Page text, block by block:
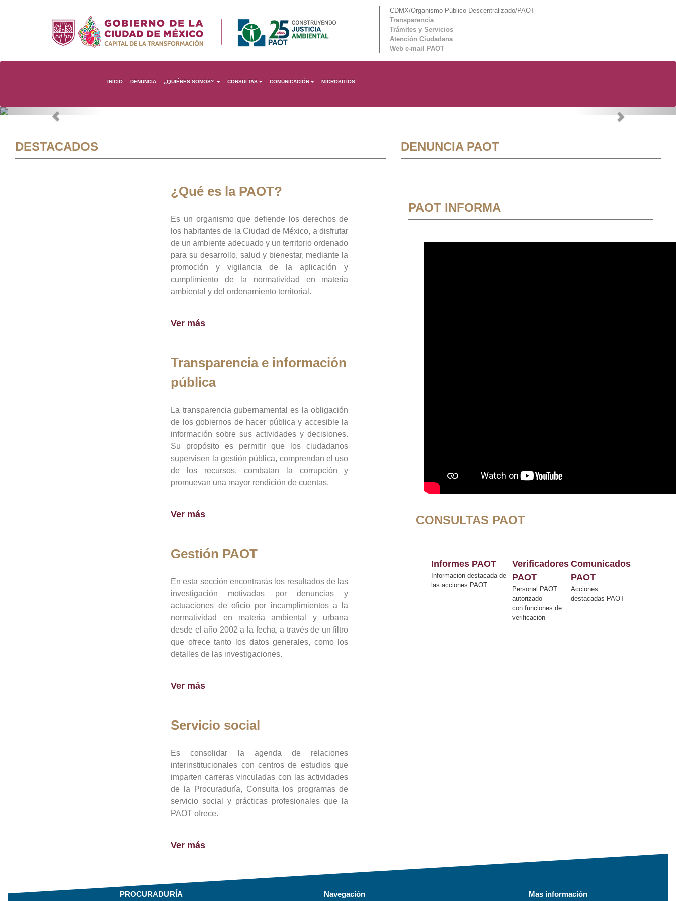
CDMX/Organismo Público Descentralizado/PAOT
Transparencia
Trámites y Servicios
Atención Ciudadana
Web e-mail PAOT
INICIO DENUNCIA ¿QUIÉNES SOMOS? CONSULTAS COMUNICACIÓN MICROSITIOS
Previous Next
DESTACADOS
¿Qué es la PAOT?
Es un organismo que defiende los derechos de
los habitantes de la Ciudad de México, a disfrutar
de un ambiente adecuado y un territorio ordenado
para su desarrollo, salud y bienestar, mediante la
promoción y vigilancia de la aplicación y
cumplimiento de la normatividad en materia
ambiental y del ordenamiento territorial.
Ver más
Transparencia e información
pública
La transparencia gubernamental es la obligación
de los gobiernos de hacer pública y accesible la
información sobre sus actividades y decisiones.
Su propósito es permitir que los ciudadanos
supervisen la gestión pública, comprendan el uso
de los recursos, combatan la corrupción y
promuevan una mayor rendición de cuentas.
Ver más
Gestión PAOT
En esta sección encontrarás los resultados de las
investigación motivadas por denuncias y
actuaciones de oficio por incumplimientos a la
normatividad en materia ambiental y urbana
desde el año 2002 a la fecha, a través de un filtro
que ofrece tanto los datos generales, como los
detalles de las investigaciones.
Ver más
Servicio social
Es consolidar la agenda de relaciones
interinstitucionales con centros de estudios que
imparten carreras vinculadas con las actividades
de la Procuraduría, Consulta los programas de
servicio social y prácticas profesionales que la
PAOT ofrece.
Ver más
DENUNCIA PAOT
PAOT INFORMA
CONSULTAS PAOT
Informes PAOT
Información destacada de
las acciones PAOT
Verificadores
PAOT
Personal PAOT
autorizado
con funciones de
verificación
Comunicados
PAOT
Acciones
destacadas PAOT
PROCURADURÍA Navegación Mas información